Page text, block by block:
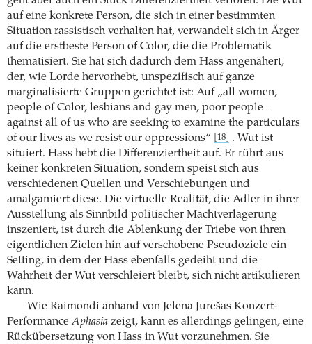
auf eine konkrete Person, die sich in einer bestimmten
Situation rassistisch verhalten hat, verwandelt sich in Ärger
auf die erstbeste Person of Color, die die Problematik
thematisiert. Sie hat sich dadurch dem Hass angenähert,
der, wie Lorde hervorhebt, unspezifisch auf ganze
marginalisierte Gruppen gerichtet ist: Auf „all women,
people of Color, lesbians and gay men, poor people –
against all of us who are seeking to examine the particulars
of our lives as we resist our oppressions“
[18]
. Wut ist
situiert. Hass hebt die Differenziertheit auf. Er rührt aus
keiner konkreten Situation, sondern speist sich aus
verschiedenen Quellen und Verschiebungen und
amalgamiert diese. Die virtuelle Realität, die Adler in ihrer
Ausstellung als Sinnbild politischer Machtverlagerung
inszeniert, ist durch die Ablenkung der Triebe von ihren
eigentlichen Zielen hin auf verschobene Pseudoziele ein
Setting, in dem der Hass ebenfalls gedeiht und die
Wahrheit der Wut verschleiert bleibt, sich nicht artikulieren
kann.
Wie Raimondi anhand von Jelena Jurešas Konzert-
PerformanceAphasia zeigt, kann es allerdings gelingen, eine
Rückübersetzung von Hass in Wut vorzunehmen. Sie